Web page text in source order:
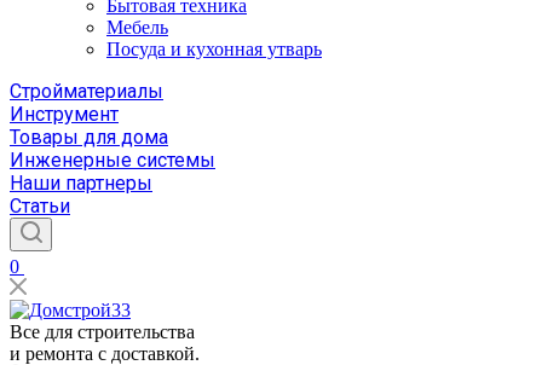
Бытовая техника
Мебель
Посуда и кухонная утварь
Стройматериалы
Инструмент
Товары для дома
Инженерные системы
Наши партнеры
Статьи
0
Все для строительства
и ремонта с доставкой.